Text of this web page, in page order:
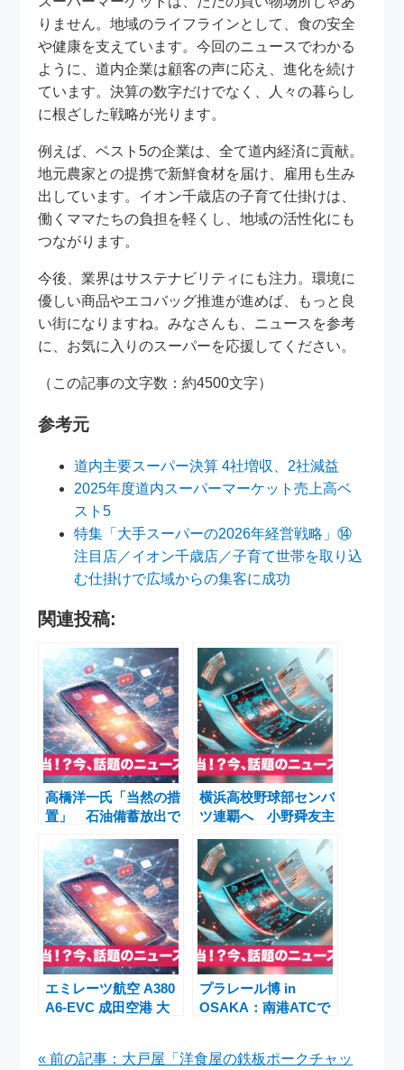
りません。地域のライフラインとして、食の安全
や健康を支えています。今回のニュースでわかる
ように、道内企業は顧客の声に応え、進化を続け
ています。決算の数字だけでなく、人々の暮らし
に根ざした戦略が光ります。
例えば、ベスト5の企業は、全て道内経済に貢献。
地元農家との提携で新鮮食材を届け、雇用も生み
出しています。イオン千歳店の子育て仕掛けは、
働くママたちの負担を軽くし、地域の活性化にも
つながります。
今後、業界はサステナビリティにも注力。環境に
優しい商品やエコバッグ推進が進めば、もっと良
い街になりますね。みなさんも、ニュースを参考
に、お気に入りのスーパーを応援してください。
（この記事の文字数：約4500文字）
参考元
道内主要スーパー決算 4社増収、2社減益
2025年度道内スーパーマーケット売上高ベ
スト5
特集「大手スーパーの2026年経営戦略」⑭
注目店／イオン千歳店／子育て世帯を取り込
む仕掛けで広域からの集客に成功
関連投稿:
高橋洋一氏「当然の措
置」 石油備蓄放出で
可 白島・鹿児島基地
も動き出す
横浜高校野球部センバ
ツ連覇へ 小野舜友主
雨中対応
エミレーツ航空 A380
A6-EVC 成田空港 大
プラレール博 in
OSAKA：南港ATCで
« 前の記事：大戸屋「洋食屋の鉄板ポークチャッ